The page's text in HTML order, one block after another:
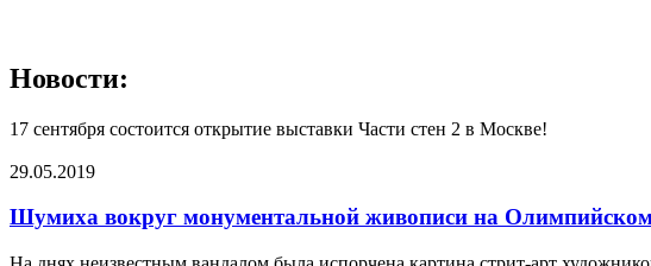
Новости:
17 сентября состоится открытие выставки Части стен 2 в Москве!
29.05.2019
Шумиха вокруг монументальной живописи на Олимпийском